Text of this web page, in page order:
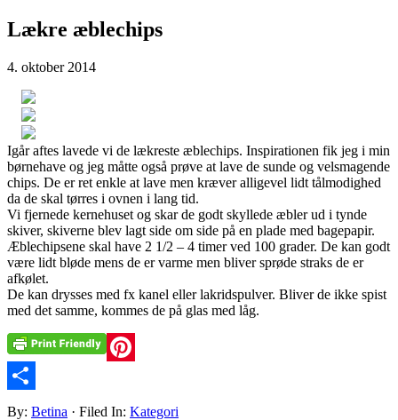
Lækre æblechips
4. oktober 2014
Igår aftes lavede vi de lækreste æblechips. Inspirationen fik jeg i min
børnehave og jeg måtte også prøve at lave de sunde og velsmagende
chips. De er ret enkle at lave men kræver alligevel lidt tålmodighed
da de skal tørres i ovnen i lang tid.
Vi fjernede kernehuset og skar de godt skyllede æbler ud i tynde
skiver, skiverne blev lagt side om side på en plade med bagepapir.
Æblechipsene skal have 2 1/2 – 4 timer ved 100 grader. De kan godt
være lidt bløde mens de er varme men bliver sprøde straks de er
afkølet.
De kan drysses med fx kanel eller lakridspulver. Bliver de ikke spist
med det samme, kommes de på glas med låg.
Pinterest
Share
By: Betina · Filed In: Kategori